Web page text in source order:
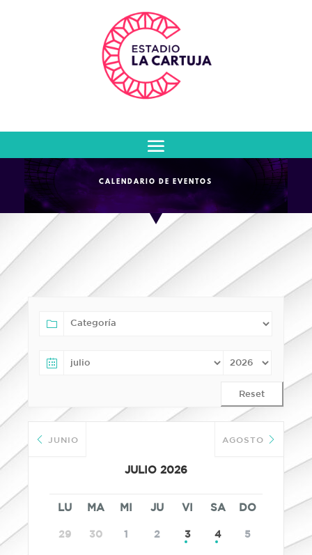
CALENDARIO DE EVENTOS
Reset
JUNIO
JULIO 2026
AGOSTO
LU MA MI JU VI SA DO
29 30 1 2 3 4 5